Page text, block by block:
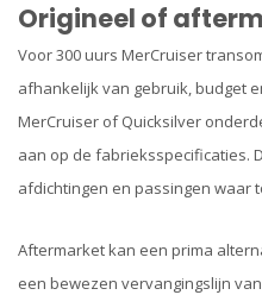
Origineel of
Voor 300 uurs MerCruiser
afhankelijk van gebruik, budget
MerCruiser of Quicksilver
aan op de fabrieksspecificaties.
afdichtingen en passingen waar
Aftermarket kan een prima
een bewezen vervangingslijn